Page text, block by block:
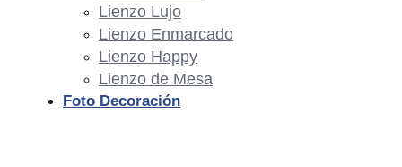
Lienzo Lujo
Lienzo Enmarcado
Lienzo Happy
Lienzo de Mesa
Foto Decoración